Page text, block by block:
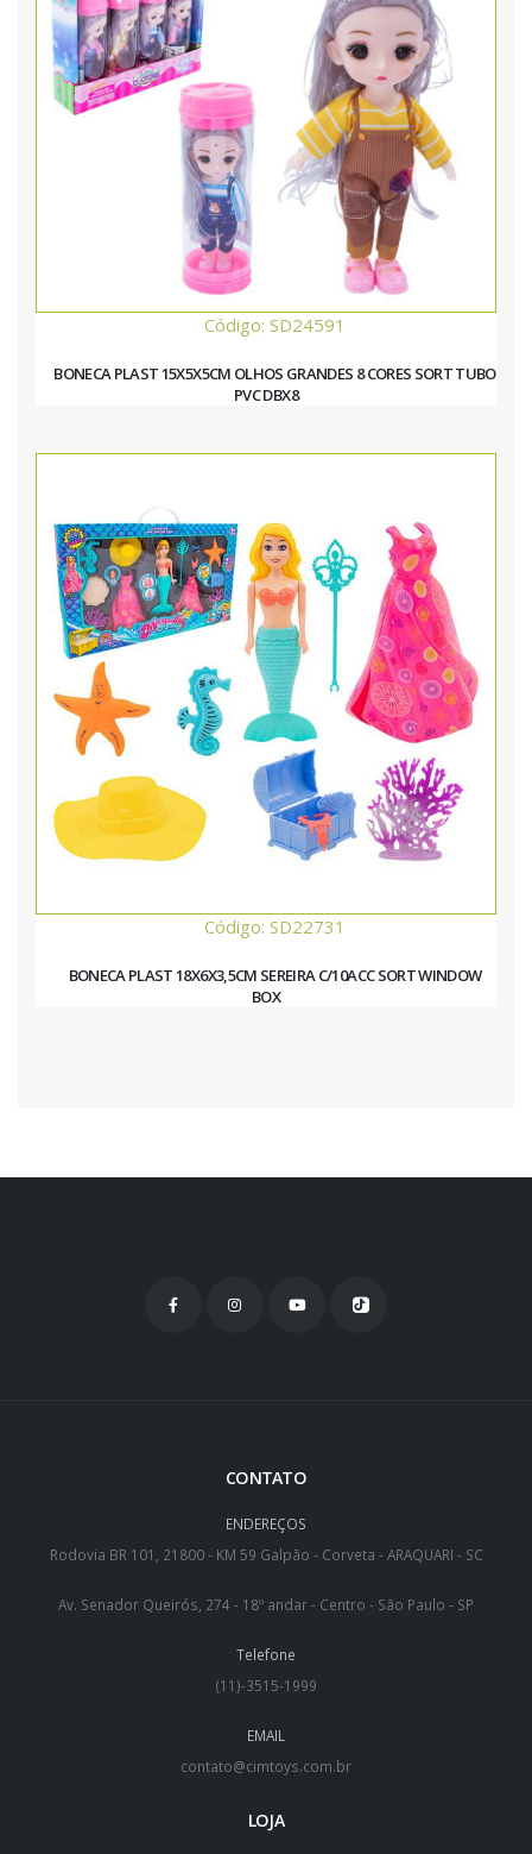
Código: SD24591
BONECA PLAST 15X5X5CM OLHOS GRANDES 8 CORES SORT TUBO
PVC DBX8
Código: SD22731
BONECA PLAST 18X6X3,5CM SEREIRA C/10ACC SORT WINDOW
BOX
CONTATO
ENDEREÇOS
Rodovia BR 101, 21800 - KM 59 Galpão - Corveta - ARAQUARI - SC
Av. Senador Queirós, 274 - 18º andar - Centro - São Paulo - SP
Telefone
(11)-3515-1999
EMAIL
contato@cimtoys.com.br
LOJA